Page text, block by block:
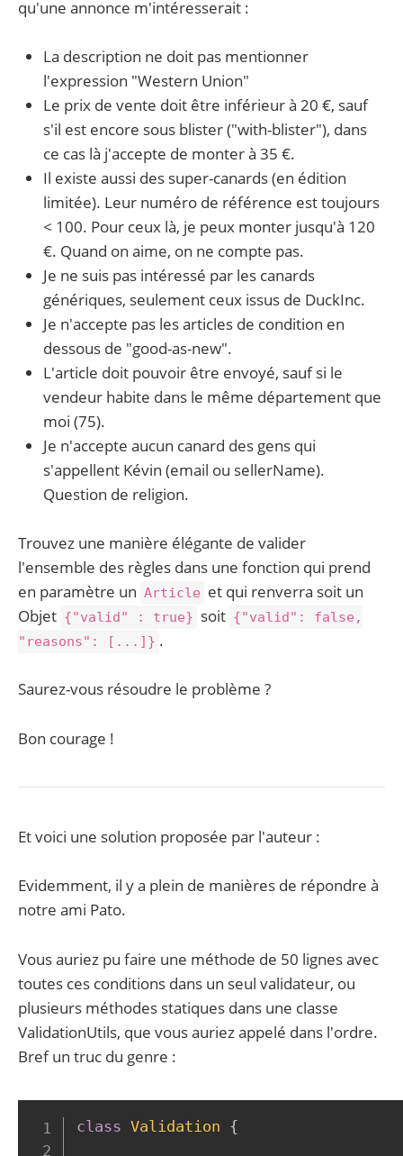
qu'une annonce m'intéresserait :
La description ne doit pas mentionner
l'expression "Western Union"
Le prix de vente doit être inférieur à 20 €, sauf
s'il est encore sous blister ("with-blister"), dans
ce cas là j'accepte de monter à 35 €.
Il existe aussi des super-canards (en édition
limitée). Leur numéro de référence est toujours
< 100. Pour ceux là, je peux monter jusqu'à 120
€. Quand on aime, on ne compte pas.
Je ne suis pas intéressé par les canards
génériques, seulement ceux issus de DuckInc.
Je n'accepte pas les articles de condition en
dessous de "good-as-new".
L'article doit pouvoir être envoyé, sauf si le
vendeur habite dans le même département que
moi (75).
Je n'accepte aucun canard des gens qui
s'appellent Kévin (email ou sellerName).
Question de religion.
Trouvez une manière élégante de valider
l'ensemble des règles dans une fonction qui prend
en paramètre un Article et qui renverra soit un
Objet {"valid" : true} soit {"valid": false,
"reasons": [...]} .
Saurez-vous résoudre le problème ?
Bon courage !
Et voici une solution proposée par l'auteur :
Evidemment, il y a plein de manières de répondre à
notre ami Pato.
Vous auriez pu faire une méthode de 50 lignes avec
toutes ces conditions dans un seul validateur, ou
plusieurs méthodes statiques dans une classe
ValidationUtils, que vous auriez appelé dans l'ordre.
Bref un truc du genre :
class Validation {